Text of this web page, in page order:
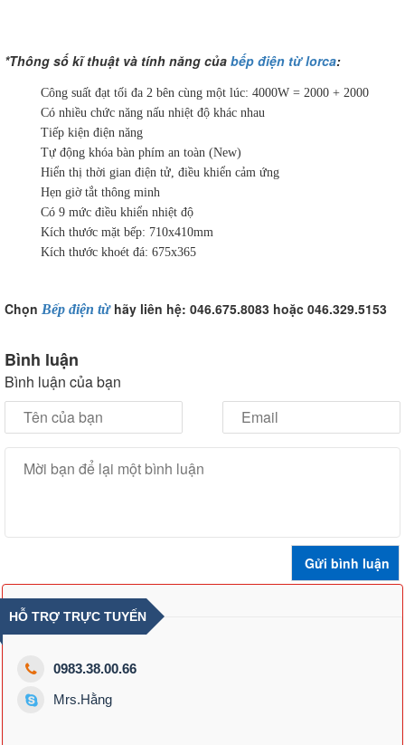
*Thông số kĩ thuật và tính năng của bếp điện từ lorca:
Công suất đạt tối đa 2 bên cùng một lúc: 4000W = 2000 + 2000
Có nhiều chức năng nấu nhiệt độ khác nhau
Tiếp kiện điện năng
Tự động khóa bàn phím an toàn (New)
Hiển thị thời gian điện tử, điều khiển cảm ứng
Hẹn giờ tắt thông minh
Có 9 mức điều khiển nhiệt độ
Kích thước mặt bếp: 710x410mm
Kích thước khoét đá: 675x365
Chọn Bếp điện từhãy liên hệ: 046.675.8083 hoặc 046.329.5153
Bình luận
Bình luận của bạn
HỖ TRỢ TRỰC TUYẾN
0983.38.00.66
Mrs.Hằng